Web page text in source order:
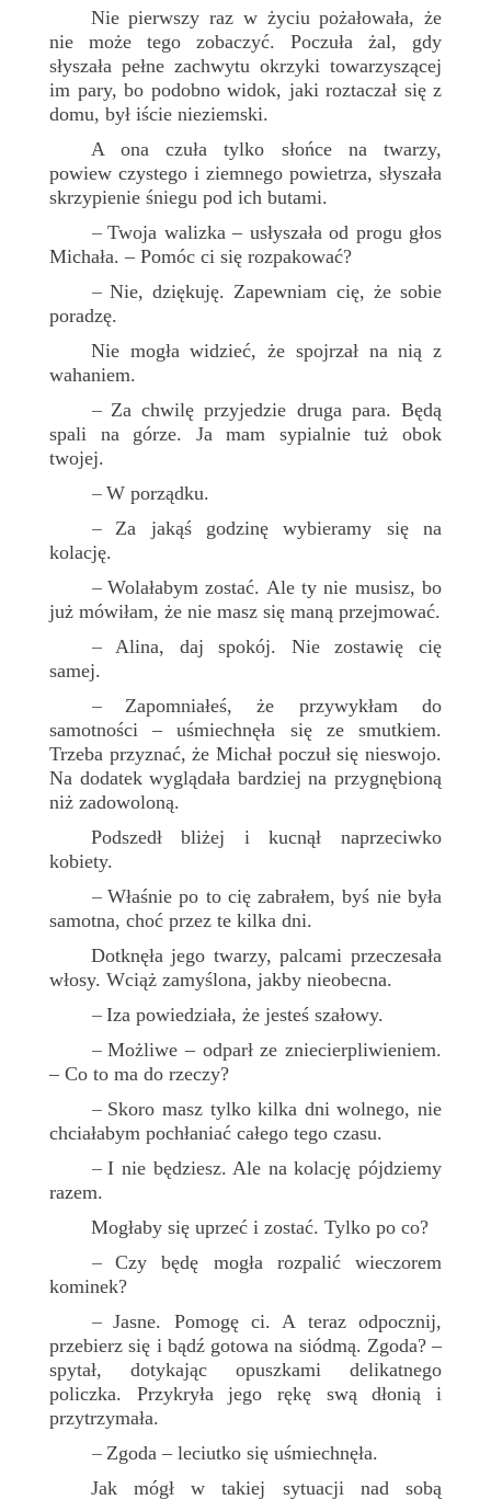
Nie pierwszy raz w życiu pożałowała, że
nie może tego zobaczyć. Poczuła żal, gdy
słyszała pełne zachwytu okrzyki towarzyszącej
im pary, bo podobno widok, jaki roztaczał się z
domu, był iście nieziemski.
A ona czuła tylko słońce na twarzy,
powiew czystego i ziemnego powietrza, słyszała
skrzypienie śniegu pod ich butami.
–Twoja walizka – usłyszała od progu głos
Michała. – Pomóc ci się rozpakować?
– Nie, dziękuję. Zapewniam cię, że sobie
poradzę.
Nie mogła widzieć, że spojrzał na nią z
wahaniem.
– Za chwilę przyjedzie druga para. Będą
spali na górze. Ja mam sypialnie tuż obok
twojej.
– W porządku.
–Za jakąś godzinę wybieramy się na
kolację.
–Wolałabym zostać. Ale ty nie musisz, bo
już mówiłam, że nie masz się maną przejmować.
–Alina, daj spokój. Nie zostawię cię
samej.
–Zapomniałeś, że przywykłam do
samotności – uśmiechnęła się ze smutkiem.
Trzeba przyznać, że Michał poczuł się nieswojo.
Na dodatek wyglądała bardziej na przygnębioną
niż zadowoloną.
Podszedł bliżej i kucnął naprzeciwko
kobiety.
–Właśnie po to cię zabrałem, byś nie była
samotna, choć przez te kilka dni.
Dotknęła jego twarzy, palcami przeczesała
włosy. Wciąż zamyślona, jakby nieobecna.
– Iza powiedziała, że jesteś szałowy.
–Możliwe – odparł ze zniecierpliwieniem.
– Co to ma do rzeczy?
– Skoro masz tylko kilka dni wolnego, nie
chciałabym pochłaniać całego tego czasu.
–I nie będziesz. Ale na kolację pójdziemy
razem.
Mogłaby się uprzeć i zostać. Tylko po co?
–Czy będę mogła rozpalić wieczorem
kominek?
–Jasne. Pomogę ci. A teraz odpocznij,
przebierz się i bądź gotowa na siódmą. Zgoda? –
spytał, dotykając opuszkami delikatnego
policzka. Przykryła jego rękę swą dłonią i
przytrzymała.
– Zgoda – leciutko się uśmiechnęła.
Jak mógł w takiej sytuacji nad sobą